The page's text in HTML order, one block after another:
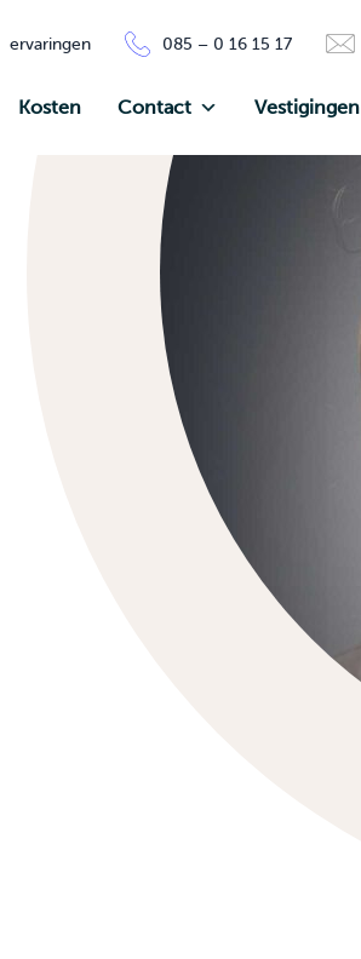
ervaringen 085 – 0 16 15 17
Kosten Contact Vestigingen